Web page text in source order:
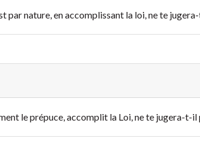
par nature, en accomplissant la loi, ne te
le prépuce, accomplit la Loi, ne te jugera-t-